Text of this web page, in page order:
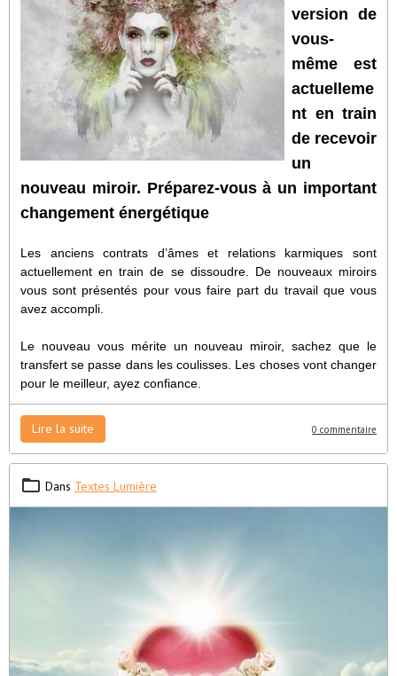
version de
vous-
même est
actuelleme
nt en train
de recevoir
un
nouveau miroir. Préparez-vous à un important
changement énergétique
Les anciens contrats d’âmes et relations karmiques sont
actuellement en train de se dissoudre. De nouveaux miroirs
vous sont présentés pour vous faire part du travail que vous
avez accompli.
Le nouveau vous mérite un nouveau miroir, sachez que le
transfert se passe dans les coulisses. Les choses vont changer
pour le meilleur, ayez confiance.
Lire la suite 0 commentaire
Dans Textes Lumière